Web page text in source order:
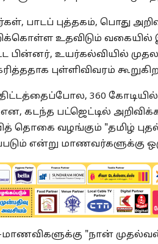
பாடப் புத்தகம், பொது
உதவிடும் வகையில்
பின்னர், உயர்கல்வியில்
புள்ளிவிவரம்
360
என, கடந்த பட்ஜெட்டில்
தொகை வழங்கும் "தமிழ்
என்று மாணவர்களுக்கு ஒரு
மாணவிகளுக்கு "நான்